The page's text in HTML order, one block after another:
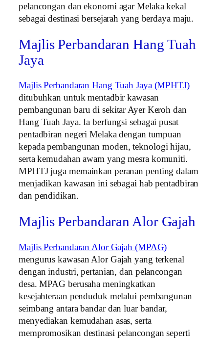
pelancongan dan ekonomi agar Melaka kekal
sebagai destinasi bersejarah yang berdaya maju.
Majlis Perbandaran Hang Tuah
Jaya
Majlis Perbandaran Hang Tuah Jaya (MPHTJ)
ditubuhkan untuk mentadbir kawasan
pembangunan baru di sekitar Ayer Keroh dan
Hang Tuah Jaya. Ia berfungsi sebagai pusat
pentadbiran negeri Melaka dengan tumpuan
kepada pembangunan moden, teknologi hijau,
serta kemudahan awam yang mesra komuniti.
MPHTJ juga memainkan peranan penting dalam
menjadikan kawasan ini sebagai hab pentadbiran
dan pendidikan.
Majlis Perbandaran Alor Gajah
Majlis Perbandaran Alor Gajah (MPAG)
mengurus kawasan Alor Gajah yang terkenal
dengan industri, pertanian, dan pelancongan
desa. MPAG berusaha meningkatkan
kesejahteraan penduduk melalui pembangunan
seimbang antara bandar dan luar bandar,
menyediakan kemudahan asas, serta
mempromosikan destinasi pelancongan seperti